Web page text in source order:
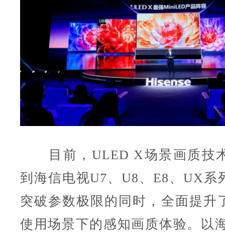
目前，ULED X场景画质技
到海信电视U7、U8、E8、UX系
突破参数极限的同时，全面提升
使用场景下的感知画质体验。以